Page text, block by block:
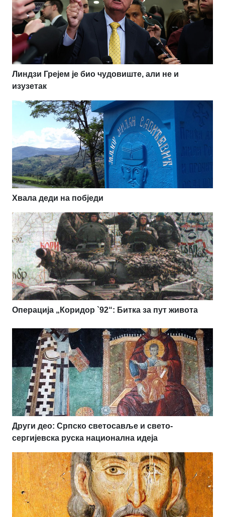
Линдзи Грејем је био чудовиште, али не и
изузетак
Хвала деди на побједи
Операција „Коридор `92“: Битка за пут живота
Други део: Српско светосавље и свето-
сергијевска руска национална идеја